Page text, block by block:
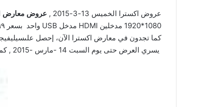
عروض اكسترا الخميس 13-3-2015 , عروض معارض
كما تجدون في معارض اكسترا الآن، إحصل على
يسري العرض حتى يوم السبت 14 -مارس -2015 , كما تجدون حصرياً لدى